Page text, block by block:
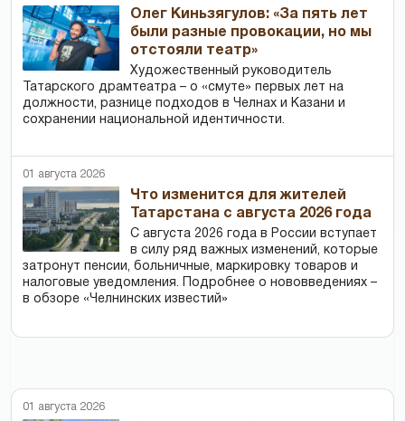
Олег Киньзягулов: «За пять лет
были разные провокации, но мы
отстояли театр»
Художественный руководитель
Татарского драмтеатра – о «смуте» первых лет на
должности, разнице подходов в Челнах и Казани и
сохранении национальной идентичности.
01 августа 2026
Что изменится для жителей
Татарстана с августа 2026 года
С августа 2026 года в России вступает
в силу ряд важных изменений, которые
затронут пенсии, больничные, маркировку товаров и
налоговые уведомления. Подробнее о нововведениях –
в обзоре «Челнинских известий»
01 августа 2026